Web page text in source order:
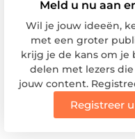
Meld u nu aan
Wil je jouw ideeën,
met een groter
krijg je de kans om
delen met lezers
jouw content.
Registreer